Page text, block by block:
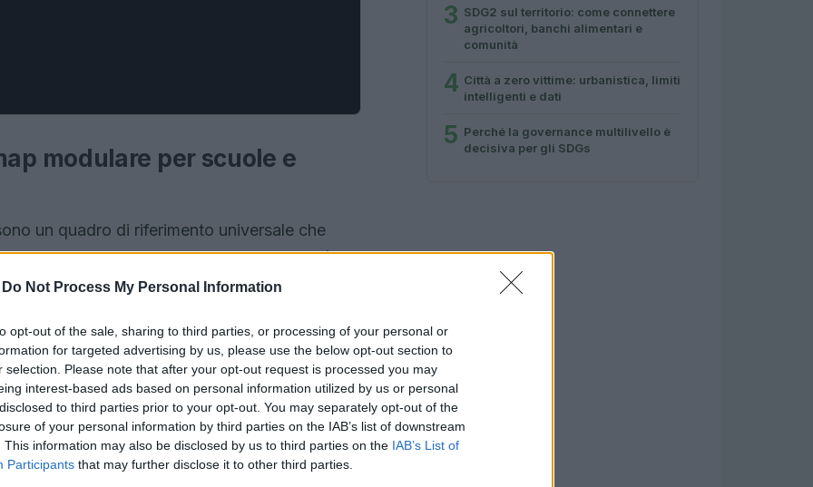
Do Not Process My Personal Information
opt-out of the sale, sharing to third parties, or processing of your personal or
for targeted advertising by us, please use the below opt-out section to
selection. Please note that after your opt-out request is processed you may
interest-based ads based on personal information utilized by us or personal
to third parties prior to your opt-out. You may separately opt-out of the
of your personal information by third parties on the IAB’s list of downstream
This information may also be disclosed by us to third parties on the IAB’s List of
Participants that may further disclose it to other third parties.
modulare per scuole e
un quadro di riferimento universale che
a trasformare aspirazioni di sostenibilità in
e nel volontariato richiede un approccio
didattiche coerenti, collaborazione con il
Questo articolo propone una guida
contesti diversi, mantenendo solide basi
3 SDG2 sul territorio: come connettere
agricoltori, banchi alimentari e
comunità
4 Città a zero vittime: urbanistica, limiti
intelligenti e dati
5 Perché la governance multilivello è
decisiva per gli SDGs